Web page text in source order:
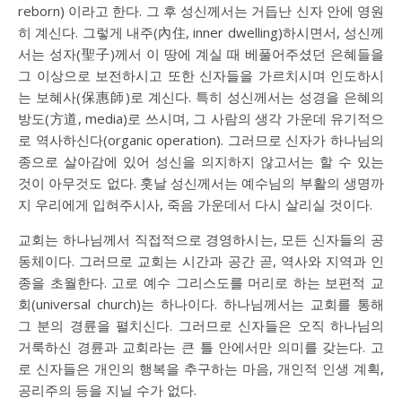
reborn) 이라고 한다. 그 후 성신께서는 거듭난 신자 안에 영원
히 계신다. 그렇게 내주(內住, inner dwelling)하시면서, 성신께
서는 성자(聖子)께서 이 땅에 계실 때 베풀어주셨던 은혜들을
그 이상으로 보전하시고 또한 신자들을 가르치시며 인도하시
는 보혜사(保惠師)로 계신다. 특히 성신께서는 성경을 은혜의
방도(方道, media)로 쓰시며, 그 사람의 생각 가운데 유기적으
로 역사하신다(organic operation). 그러므로 신자가 하나님의
종으로 살아감에 있어 성신을 의지하지 않고서는 할 수 있는
것이 아무것도 없다. 훗날 성신께서는 예수님의 부활의 생명까
지 우리에게 입혀주시사, 죽음 가운데서 다시 살리실 것이다.
교회는 하나님께서 직접적으로 경영하시는, 모든 신자들의 공
동체이다. 그러므로 교회는 시간과 공간 곧, 역사와 지역과 인
종을 초월한다. 고로 예수 그리스도를 머리로 하는 보편적 교
회(universal church)는 하나이다. 하나님께서는 교회를 통해
그 분의 경륜을 펼치신다. 그러므로 신자들은 오직 하나님의
거룩하신 경륜과 교회라는 큰 틀 안에서만 의미를 갖는다. 고
로 신자들은 개인의 행복을 추구하는 마음, 개인적 인생 계획,
공리주의 등을 지닐 수가 없다.